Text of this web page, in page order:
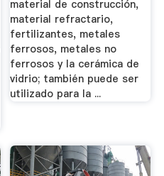
material de construcción,
material refractario,
fertilizantes, metales
ferrosos, metales no
ferrosos y la cerámica de
vidrio; también puede ser
utilizado para la ...